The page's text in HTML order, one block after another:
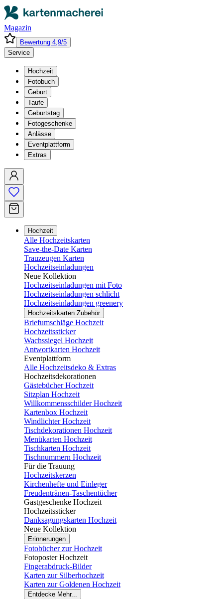
Magazin
Bewertung 4,9/5
Service
Hochzeit
Fotobuch
Geburt
Taufe
Geburtstag
Fotogeschenke
Anlässe
Eventplattform
Extras
Hochzeit
Alle Hochzeitskarten
Save-the-Date Karten
Trauzeugen Karten
Hochzeitseinladungen
Neue Kollektion
Hochzeitseinladungen mit Foto
Hochzeitseinladungen schlicht
Hochzeitseinladungen greenery
Hochzeitskarten Zubehör
Briefumschläge Hochzeit
Hochzeitssticker
Wachssiegel Hochzeit
Antwortkarten Hochzeit
Eventplattform
Alle Hochzeitsdeko & Extras
Hochzeitsdekorationen
Gästebücher Hochzeit
Sitzplan Hochzeit
Willkommensschilder Hochzeit
Kartenbox Hochzeit
Windlichter Hochzeit
Tischdekorationen Hochzeit
Menükarten Hochzeit
Tischkarten Hochzeit
Tischnummern Hochzeit
Für die Trauung
Hochzeitskerzen
Kirchenhefte und Einleger
Freudentränen-Taschentücher
Gastgeschenke Hochzeit
Hochzeitssticker
Danksagungskarten Hochzeit
Neue Kollektion
Erinnerungen
Fotobücher zur Hochzeit
Fotoposter Hochzeit
Fingerabdruck-Bilder
Karten zur Silberhochzeit
Karten zur Goldenen Hochzeit
Entdecke Mehr...